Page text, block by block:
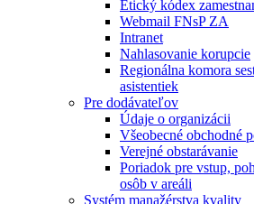
Etický kódex
Webmail FNsP ZA
Intranet
Nahlasovanie korupcie
Regionálna komora
asistentiek
Pre dodávateľov
Údaje o organizácii
Všeobecné obchodné
Verejné obstarávanie
Poriadok pre vstup,
osôb v areáli
Systém manažérstva kvality